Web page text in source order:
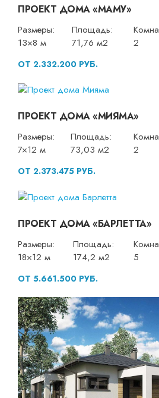
ПРОЕКТ ДОМА «МАМУ»
Размеры:
13×8 м
Площадь:
71,76 м2
2
ОТ 2.332.200 РУБ.
ПРОЕКТ ДОМА «МИЯМА»
Размеры:
7×12 м
Площадь:
73,03 м2
2
ОТ 2.373.475 РУБ.
ПРОЕКТ ДОМА «БАРЛЕТТА»
Размеры:
18×12 м
Площадь:
174,2 м2
5
ОТ 5.661.500 РУБ.